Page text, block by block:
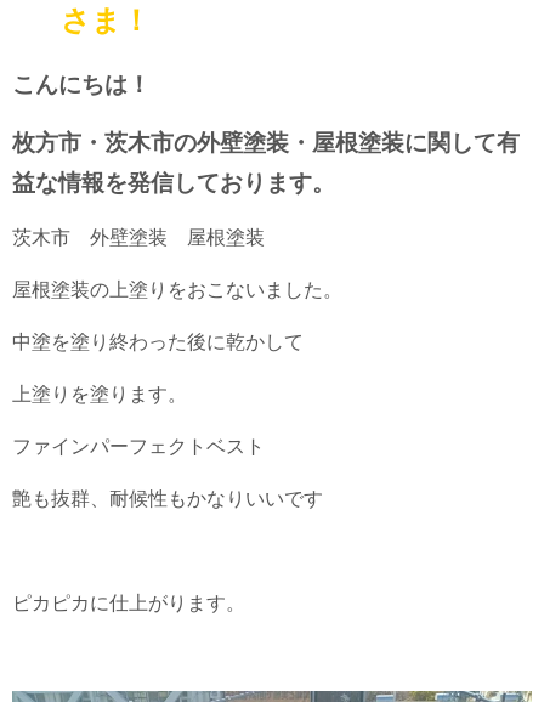
さま！
こんにちは！
枚方市・茨木市の外壁塗装・屋根塗装に関して有
益な情報を発信しております。
茨木市 外壁塗装 屋根塗装
屋根塗装の上塗りをおこないました。
中塗を塗り終わった後に乾かして
上塗りを塗ります。
ファインパーフェクトベスト
艶も抜群、耐候性もかなりいいです
ピカピカに仕上がります。